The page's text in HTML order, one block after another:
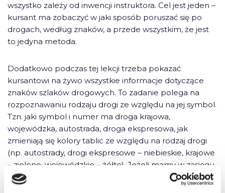
wszystko zależy od inwencji instruktora. Cel jest jeden –
kursant ma zobaczyć w jaki sposób poruszać się po
drogach, według znaków, a przede wszystkim, że jest
to jedyna metoda.
Dodatkowo podczas tej lekcji trzeba pokazać
kursantowi na żywo wszystkie informacje dotyczące
znaków szlaków drogowych. To zadanie polega na
rozpoznawaniu rodzaju drogi ze względu na jej symbol.
Tzn. jaki symbol i numer ma droga krajowa,
wojewódzka, autostrada, droga ekspresowa, jak
zmieniają się kolory tablic ze względu na rodzaj drogi
(np. autostrady, drogi ekspresowe – niebieskie, krajowe
– zielone, wojewódzkie – żółte). Jeżeli mamy w zasięgu
autostradę, pokażmy nieco specyficzny, aczkolwiek
intuicyjny sposób jej oznaczenia. Tj. trzy informacje